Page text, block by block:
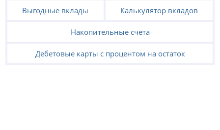
Выгодные вклады Калькулятор вкладов
Накопительные счета
Дебетовые карты с процентом на остаток